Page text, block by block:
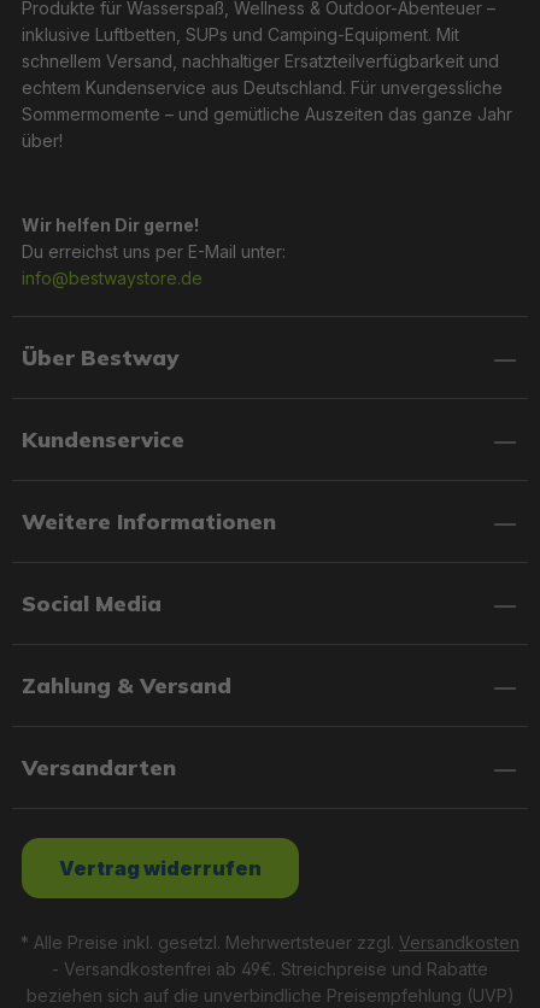
Produkte für Wasserspaß, Wellness & Outdoor-Abenteuer –
inklusive Luftbetten, SUPs und Camping-Equipment. Mit
schnellem Versand, nachhaltiger Ersatzteilverfügbarkeit und
echtem Kundenservice aus Deutschland. Für unvergessliche
Sommermomente – und gemütliche Auszeiten das ganze Jahr
über!
Wir helfen Dir gerne!
Du erreichst uns per E-Mail unter:
info@bestwaystore.de
Über Bestway
Kundenservice
Weitere Informationen
Social Media
Zahlung & Versand
Versandarten
Vertrag widerrufen
* Alle Preise inkl. gesetzl. Mehrwertsteuer zzgl. Versandkosten
- Versandkostenfrei ab 49€. Streichpreise und Rabatte
beziehen sich auf die unverbindliche Preisempfehlung (UVP)